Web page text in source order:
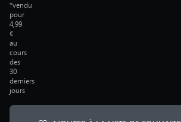
*vendu
pour
4,99
€
au
cours
des
30
derniers
jours